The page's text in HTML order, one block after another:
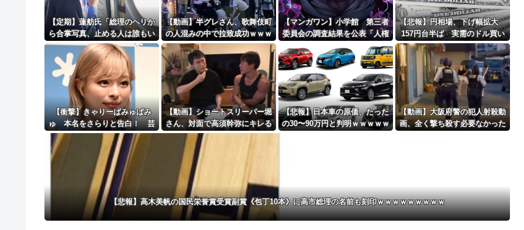
日本旅行キャンセルすべきか…1万年ぶり史上最大級の火山の兆し＝韓国の反応
更新中止のお知らせ
海外「おめでとうタキ！」リヴァプール南野がバースデーゴール！！
Powered by livedoor 相互RSS
【定期】蓮舫氏「総理のヘリか
ら合掌写真、止める人は誰もい
なかったの？」「あまりにも愕
然」
【動画】半グレさん、歌舞伎町
の人混みの中で拉致成功ｗｗｗ
ｗｗｗｗｗｗｗ
【マンガワン】小学館 第三者
委員会の調査結果を公表「人権
意識十分でなかった」 性加害
歴ある漫画家を別名義で起用
【悲報】円相場、下げ幅拡大
157円台半ば 実需のドル買い
観測
【衝撃】きゃりーぱみゅぱみ
ゅ 本名をさらりと告白！ 芸
名の由来も明かす！！
【動画】ショートスリーパー堀
さん、対面で高須幹弥にキレる
ｗｗｗｗｗｗｗｗｗ
【悲報】日本車の原価、たった
の30〜90万円と判明ｗｗｗｗｗ
【動画】大阪府警の犯人射殺動
画、全く撃ち殺す必要なかった
【悲報】高木美帆の国民栄誉賞受賞副賞《包丁10本》に高市総理の名前も刻印ｗｗｗｗｗｗｗｗｗ